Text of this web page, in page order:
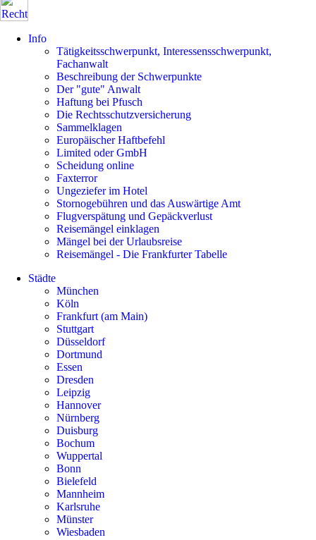
Info
Tätigkeitsschwerpunkt, Interessensschwerpunkt,
Fachanwalt
Beschreibung der Schwerpunkte
Der "gute" Anwalt
Haftung bei Pfusch
Die Rechtsschutzversicherung
Sammelklagen
Europäischer Haftbefehl
Limited oder GmbH
Scheidung online
Faxterror
Ungeziefer im Hotel
Stornogebühren und das Auswärtige Amt
Flugverspätung und Gepäckverlust
Reisemängel einklagen
Mängel bei der Urlaubsreise
Reisemängel - Die Frankfurter Tabelle
Städte
München
Köln
Frankfurt (am Main)
Stuttgart
Düsseldorf
Dortmund
Essen
Dresden
Leipzig
Hannover
Nürnberg
Duisburg
Bochum
Wuppertal
Bonn
Bielefeld
Mannheim
Karlsruhe
Münster
Wiesbaden